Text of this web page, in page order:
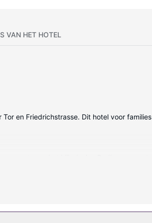
VAN HET HOTEL
en Friedrichstrasse. Dit hotel voor families
per verblijf schoongemaakt.